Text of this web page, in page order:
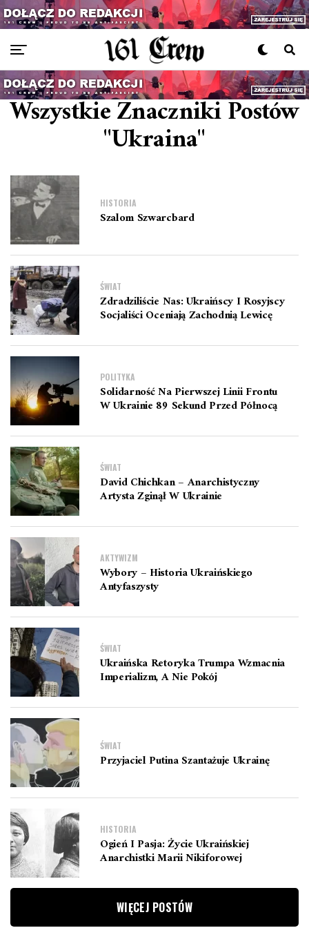
Wszystkie Znaczniki Postów
"ukraina"
HISTORIA
Szalom Szwarcbard
ŚWIAT
Zdradziliście Nas: Ukraińscy I Rosyjscy
Socjaliści Oceniają Zachodnią Lewicę
POLITYKA
Solidarność Na Pierwszej Linii Frontu
W Ukrainie 89 Sekund Przed Północą
ŚWIAT
David Chichkan – Anarchistyczny
Artysta Zginął W Ukrainie
AKTYWIZM
Wybory – Historia Ukraińskiego
Antyfaszysty
ŚWIAT
Ukraińska Retoryka Trumpa Wzmacnia
Imperializm, A Nie Pokój
ŚWIAT
Przyjaciel Putina Szantażuje Ukrainę
HISTORIA
Ogień I Pasja: Życie Ukraińskiej
Anarchistki Marii Nikiforowej
WIĘCEJ POSTÓW